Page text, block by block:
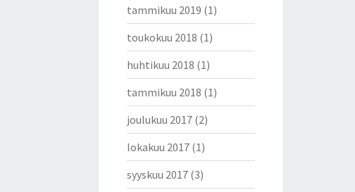
tammikuu 2019 (1)
toukokuu 2018 (1)
huhtikuu 2018 (1)
tammikuu 2018 (1)
joulukuu 2017(2)
lokakuu 2017(1)
syyskuu 2017(3)